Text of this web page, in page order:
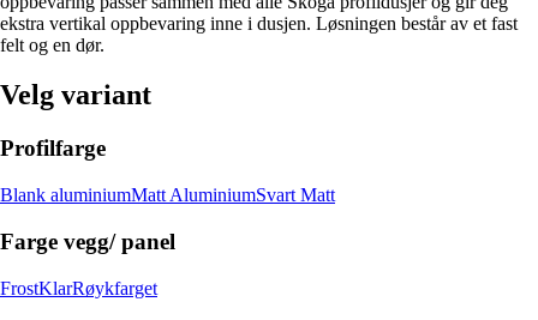
ekstra vertikal oppbevaring inne i dusjen. Løsningen består av et fast
felt og en dør.
Velg variant
Profilfarge
Blank aluminiumMatt AluminiumSvart Matt
Farge vegg/ panel
FrostKlarRøykfarget